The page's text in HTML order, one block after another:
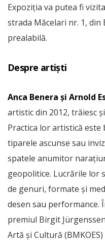
Expoziția va putea fi
strada Măcelari nr. 1,
prealabilă.
Despre artiști
Anca Benera și Arnold
artistic din 2012, trăiesc
Practica lor artistică
tiparele ascunse sau
spatele anumitor
geopolitice. Lucrările lor
de genuri, formate și
desen sau performance.
premiul Birgit
Artă și Cultură